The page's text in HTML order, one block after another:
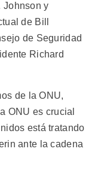
Johnson y
de Bill
de Seguridad
Richard
de la ONU,
ONU es crucial
está tratando
ante la cadena